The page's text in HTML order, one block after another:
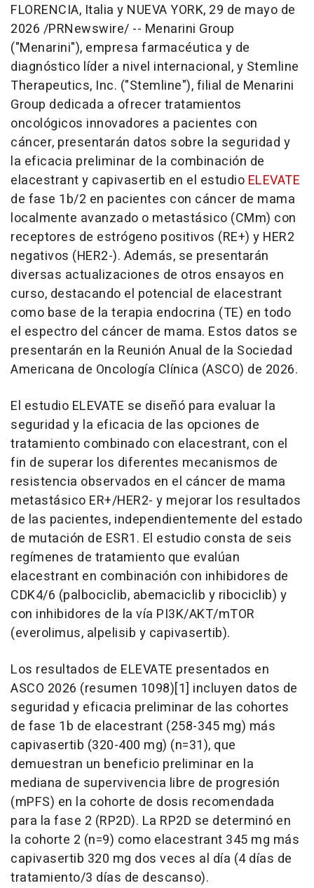
FLORENCIA, Italia y NUEVA YORK, 29 de mayo de
2026 /PRNewswire/ -- Menarini Group
("Menarini"), empresa farmacéutica y de
diagnóstico líder a nivel internacional, y Stemline
Therapeutics, Inc. ("Stemline"), filial de Menarini
Group dedicada a ofrecer tratamientos
oncológicos innovadores a pacientes con
cáncer, presentarán datos sobre la seguridad y
la eficacia preliminar de la combinación de
elacestrant y capivasertib en el estudio ELEVATE
de fase 1b/2 en pacientes con cáncer de mama
localmente avanzado o metastásico (CMm) con
receptores de estrógeno positivos (RE+) y HER2
negativos (HER2-). Además, se presentarán
diversas actualizaciones de otros ensayos en
curso, destacando el potencial de elacestrant
como base de la terapia endocrina (TE) en todo
el espectro del cáncer de mama. Estos datos se
presentarán en la Reunión Anual de la Sociedad
Americana de Oncología Clínica (ASCO) de 2026.
El estudio ELEVATE se diseñó para evaluar la
seguridad y la eficacia de las opciones de
tratamiento combinado con elacestrant, con el
fin de superar los diferentes mecanismos de
resistencia observados en el cáncer de mama
metastásico ER+/HER2- y mejorar los resultados
de las pacientes, independientemente del estado
de mutación de ESR1. El estudio consta de seis
regímenes de tratamiento que evalúan
elacestrant en combinación con inhibidores de
CDK4/6 (palbociclib, abemaciclib y ribociclib) y
con inhibidores de la vía PI3K/AKT/mTOR
(everolimus, alpelisib y capivasertib).
Los resultados de ELEVATE presentados en
ASCO 2026 (resumen 1098)[1] incluyen datos de
seguridad y eficacia preliminar de las cohortes
de fase 1b de elacestrant (258-345 mg) más
capivasertib (320-400 mg) (n=31), que
demuestran un beneficio preliminar en la
mediana de supervivencia libre de progresión
(mPFS) en la cohorte de dosis recomendada
para la fase 2 (RP2D). La RP2D se determinó en
la cohorte 2 (n=9) como elacestrant 345 mg más
capivasertib 320 mg dos veces al día (4 días de
tratamiento/3 días de descanso).